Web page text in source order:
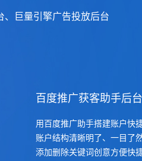
、巨量引擎广告投放后台
巨量引擎广告
抖音信息流广告投
信息流广告投放素
信息流广告落地页